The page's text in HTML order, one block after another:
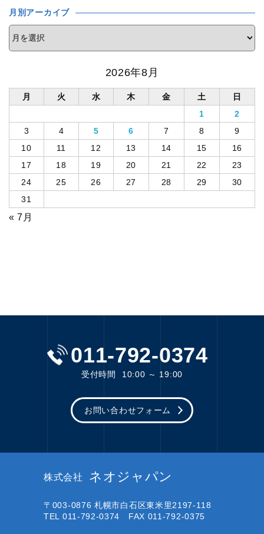
月別アーカイブ
2026年8月
月 火 水 木 金 土
日
1
2
3
4 5 6 7 8
9
10
11 12 13 14 15
16
17
18 19 20 21 22
23
24
25 26 27 28 29
30
31
« 7月
011-792-0374
受付時間 10:00 ～ 19:00
お問い合わせフォーム
株式会社 ネオジャパン
〒003-0876 札幌市白石区東米里2197-118
TEL 011-792-0374 FAX 011-792-0375